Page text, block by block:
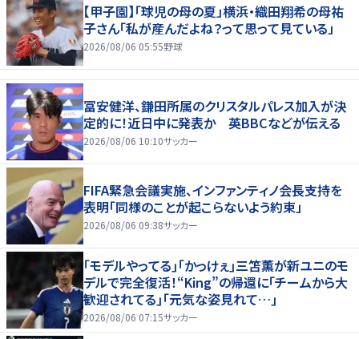
【甲子園】「球児の母の夏」横浜・織田翔希の母祐
子さん「私が産んだよね？って思って見ている」
2026/08/06 05:55野球
冨安健洋、鎌田所属のクリスタルパレス加入が決
定的に！近日中に発表か 英BBCなどが伝える
2026/08/06 10:10サッカー
FIFA緊急会議実施、インファンティノ会長支持を
表明「同様のことが起こらないよう約束」
2026/08/06 09:38サッカー
｢モデルやってる｣｢かっけぇ｣三笘薫が新ユニのモ
デルで完全復活！“King”の帰還に｢チームから大
歓迎されてる｣｢元気な姿見れて…｣
2026/08/06 07:15サッカー